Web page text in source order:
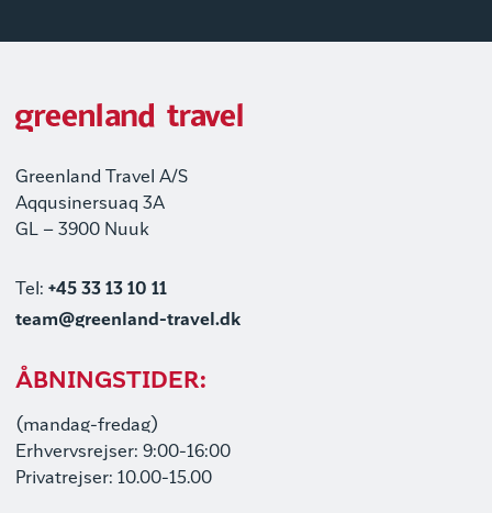
Greenland Travel A/S
Aqqusinersuaq 3A
GL – 3900 Nuuk
Tel: +45 33 13 10 11
team@greenland-travel.dk
ÅBNINGSTIDER:
(mandag-fredag)
Erhvervsrejser: 9:00-16:00
Privatrejser: 10.00-15.00